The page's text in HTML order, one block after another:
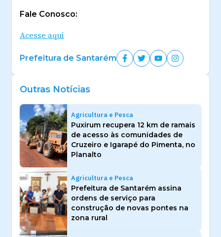
Fale Conosco:
Acesse aqui
Prefeitura de Santarém
Outras Notícias
Agricultura e Pesca
Puxirum recupera 12 km de ramais
de acesso às comunidades de
Cruzeiro e Igarapé do Pimenta, no
Planalto
Agricultura e Pesca
Prefeitura de Santarém assina
ordens de serviço para
construção de novas pontes na
zona rural